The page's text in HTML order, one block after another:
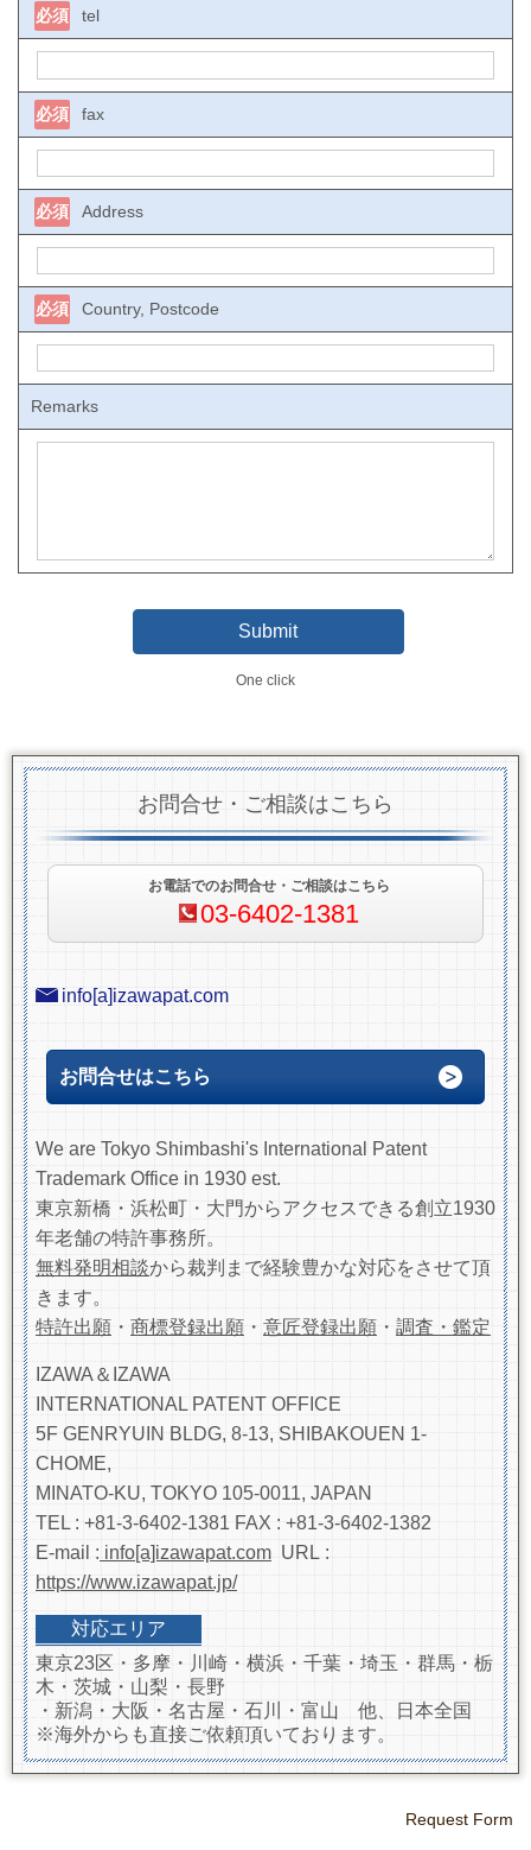
tel
必須
fax
必須
Address
必須
Country, Postcode
必須
Remarks
One click
お問合せ・ご相談はこちら
お電話でのお問合せ・ご相談はこちら
03-6402-1381
info[a]izawapat.com
お問合せはこちら
We are Tokyo Shimbashi's International Patent
Trademark Office in 1930 est.
東京新橋・浜松町・大門からアクセスできる創立1930
年老舗の特許事務所。
無料発明相談から裁判まで経験豊かな対応をさせて頂
きます。
特許出願 ・ 商標登録出願 ・ 意匠登録出願 ・ 調査・鑑定
IZAWA＆ IZAWA
INTERNATIONAL PATENT OFFICE
5F GENRYUIN BLDG, 8-13, SHIBAKOUEN 1-
CHOME,
MINATO-KU, TOKYO 105-0011, JAPAN
TEL : +81-3-6402-1381 FAX : +81-3-6402-1382
E-mail : info[a]izawapat.com URL :
https://www.izawapat.jp/
対応エリア
東京23区・多摩・川崎・横浜・千葉・埼玉・群馬・栃
木・茨城・山梨・長野
・新潟・大阪・名古屋・石川・富山 他、日本全国
※海外からも直接ご依頼頂いております。
Request Form